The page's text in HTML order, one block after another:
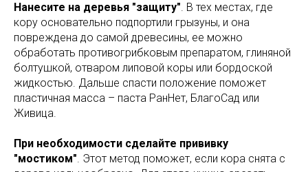
Нанесите на деревья "защиту". В тех местах, где
кору основательно подпортили грызуны, и она
повреждена до самой древесины, ее можно
обработать противогрибковым препаратом, глиняной
болтушкой, отваром липовой коры или бордоской
жидкостью. Дальше спасти положение поможет
пластичная масса – паста РанНет, БлагоСад или
Живица.
При необходимости сделайте прививку
"мостиком". Этот метод поможет, если кора снята с